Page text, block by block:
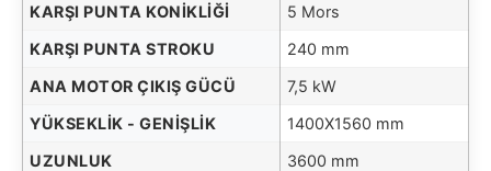
KARŞI PUNTA KONIKLIĞI
5 Mors
KARŞI PUNTA STROKU
240 mm
ANA MOTOR ÇIKIŞ GÜCÜ
7,5 kW
YÜKSEKLIK - GENIŞLIK
1400X1560 mm
UZUNLUK
3600 mm